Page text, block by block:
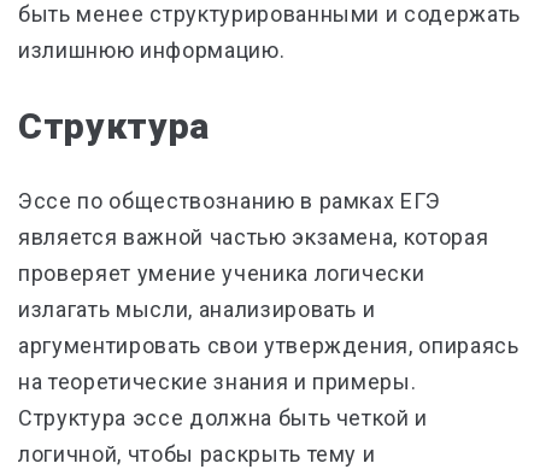
быть менее структурированными и содержать
излишнюю информацию.
Структура
Эссе по обществознанию в рамках ЕГЭ
является важной частью экзамена, которая
проверяет умение ученика логически
излагать мысли, анализировать и
аргументировать свои утверждения, опираясь
на теоретические знания и примеры.
Структура эссе должна быть четкой и
логичной, чтобы раскрыть тему и